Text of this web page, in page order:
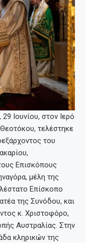
Ιουνίου, στον Ιερό
τελέστηκε
του
Επισκόπους
μέλη της
Επίσκοπο
της Συνόδου, και
κ. Χριστοφόρο,
Αυστραλίας. Στην
κληρικών της